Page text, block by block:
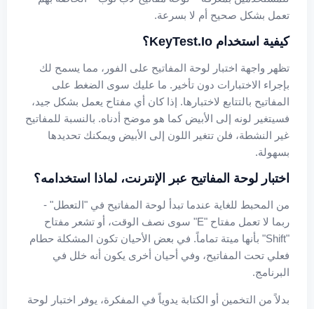
تعمل بشكل صحيح أم لا بسرعة.
كيفية استخدام KeyTest.io؟
تظهر واجهة اختبار لوحة المفاتيح على الفور، مما يسمح لك
بإجراء الاختبارات دون تأخير. ما عليك سوى الضغط على
المفاتيح بالتتابع لاختبارها. إذا كان أي مفتاح يعمل بشكل جيد،
فسيتغير لونه إلى الأبيض كما هو موضح أدناه. بالنسبة للمفاتيح
غير النشطة، فلن تتغير اللون إلى الأبيض ويمكنك تحديدها
بسهولة.
اختبار لوحة المفاتيح عبر الإنترنت، لماذا استخدامه؟
من المحبط للغاية عندما تبدأ لوحة المفاتيح في "التعطل" -
ربما لا تعمل مفتاح "E" سوى نصف الوقت، أو تشعر مفتاح
"Shift" بأنها ميتة تماماً. في بعض الأحيان تكون المشكلة حطام
فعلي تحت المفاتيح، وفي أحيان أخرى يكون أنه خلل في
البرنامج.
بدلاً من التخمين أو الكتابة يدوياً في المفكرة، يوفر اختبار لوحة